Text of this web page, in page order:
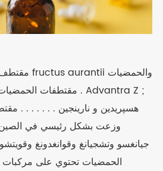
. مقتطفات الحمضيات بما في ذلك الحمضيات Advantra Z ;
جيانغسو وتشجيانغ وقوانغدونغ
الحمضيات تحتوي على مركبات